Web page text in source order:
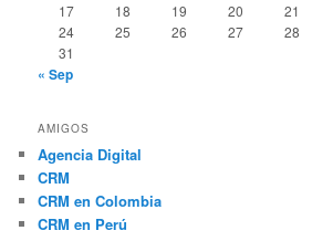
17
18 19 20 21
24
25 26 27 28
31
« Sep
AMIGOS
Agencia Digital
CRM
CRM en Colombia
CRM en Perú